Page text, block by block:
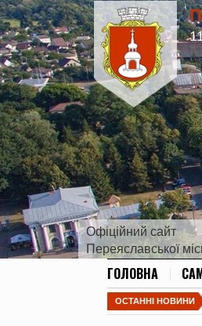
Офіційний сайт
Переяславської
ГОЛОВНА
ОСТАННІ НОВИНИ